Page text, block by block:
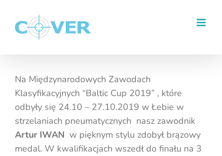
zawartości
Na Międzynarodowych Zawodach
Klasyfikacyjnych “Baltic Cup 2019” , które
odbyły się 24.10 – 27.10.2019 w Łebie w
strzelaniach pneumatycznych nasz zawodnik
Artur IWAN w pięknym stylu zdobył brązowy
medal. W kwalifikacjach wszedł do finału na 3